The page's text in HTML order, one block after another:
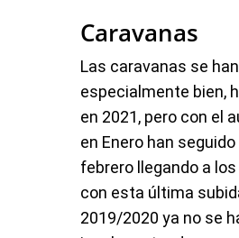
Caravanas
Las caravanas se
especialmente bien,
en 2021, pero con el
en Enero han
febrero llegando a
con esta última
2019/2020 ya no se